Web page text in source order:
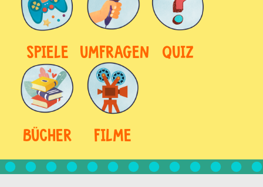
SPIELE UMFRAGEN QUIZ
BÜCHER FILME